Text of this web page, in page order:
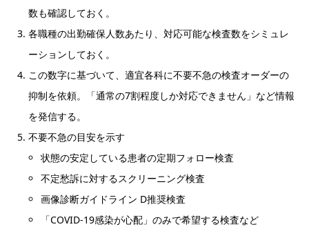
数も確認しておく。
各職種の出勤確保人数あたり、対応可能な検査数をシミュレ
ーションしておく。
この数字に基づいて、適宜各科に不要不急の検査オーダーの
抑制を依頼。「通常の7割程度しか対応できません」など情報
を発信する。
不要不急の目安を示す
状態の安定している患者の定期フォロー検査
不定愁訴に対するスクリーニング検査
画像診断ガイドライン D推奨検査
「COVID-19感染が心配」のみで希望する検査など